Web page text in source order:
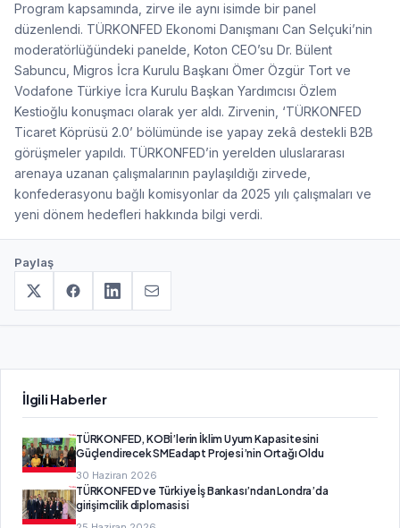
Program kapsamında, zirve ile aynı isimde bir panel
düzenlendi. TÜRKONFED Ekonomi Danışmanı Can Selçuki’nin
moderatörlüğündeki panelde, Koton CEO’su Dr. Bülent
Sabuncu, Migros İcra Kurulu Başkanı Ömer Özgür Tort ve
Vodafone Türkiye İcra Kurulu Başkan Yardımcısı Özlem
Kestioğlu konuşmacı olarak yer aldı. Zirvenin, ‘TÜRKONFED
Ticaret Köprüsü 2.0’ bölümünde ise yapay zekâ destekli B2B
görüşmeler yapıldı. TÜRKONFED’in yerelden uluslararası
arenaya uzanan çalışmalarının paylaşıldığı zirvede,
konfederasyonu bağlı komisyonlar da 2025 yılı çalışmaları ve
yeni dönem hedefleri hakkında bilgi verdi.
Paylaş
İlgili Haberler
TÜRKONFED, KOBİ’lerin İklim Uyum Kapasitesini
Güçlendirecek SMEadapt Projesi’nin Ortağı Oldu
30 Haziran 2026
TÜRKONFED ve Türkiye İş Bankası’ndan Londra’da
girişimcilik diplomasisi